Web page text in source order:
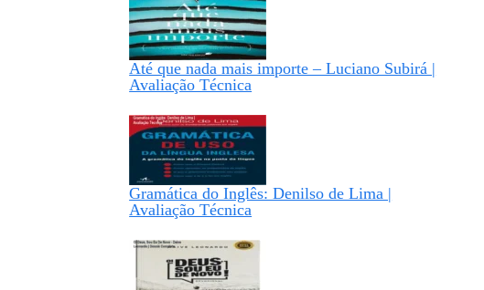
Até que nada mais importe – Luciano Subirá |
Avaliação Técnica
Gramática do Inglês: Denilso de Lima |
Avaliação Técnica